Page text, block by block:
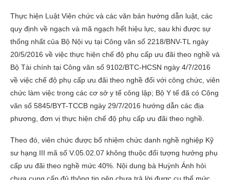
Thực hiện Luật Viên chức và các văn bản hướng dẫn luật, các
quy định về ngạch và mã ngạch hết hiệu lực, sau khi được sự
thống nhất của Bộ Nội vụ tại Công văn số 2218/BNV-TL ngày
20/5/2016 về việc thực hiện chế độ phụ cấp ưu đãi theo nghề và
Bộ Tài chính tại Công văn số 9102/BTC-HCSN ngày 4/7/2016
về việc chế độ phụ cấp ưu đãi theo nghề đối với công chức, viên
chức làm việc trong các cơ sở y tế công lập; Bộ Y tế đã có Công
văn số 5845/BYT-TCCB ngày 29/7/2016 hướng dẫn các địa
phương, đơn vị thực hiện chế độ phụ cấp ưu đãi theo nghề.
Theo đó, viên chức được bổ nhiệm chức danh nghề nghiệp Kỹ
sư hạng III mã số V.05.02.07 không thuộc đối tượng hưởng phụ
cấp ưu đãi theo nghề mức 40%. Nội dung bà Huỳnh Ánh hỏi